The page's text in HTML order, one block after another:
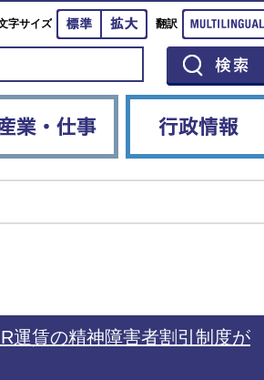
字サイズ 標準 拡大
翻訳
運賃の精神障害者割引制度が